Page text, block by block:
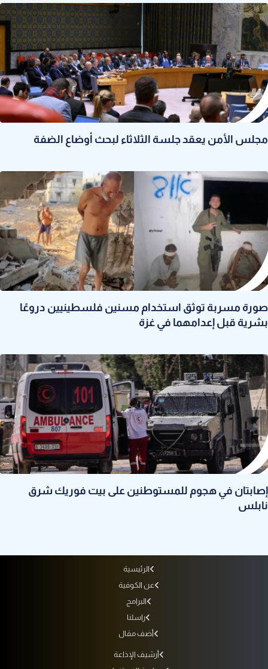
مجلس الأمن يعقد جلسة الثلاثاء لبحث أوضاع الضفة
صورة مسربة توثق استخدام مسنين فلسطينيين دروعًا
بشرية قبل إعدامهما في غزة
إصابتان في هجوم للمستوطنين على بيت فوريك شرق
نابلس
الرئيسية
عن الكوفية
البرامج
راسلنا
أضف مقال
أرشيف الإذاعة